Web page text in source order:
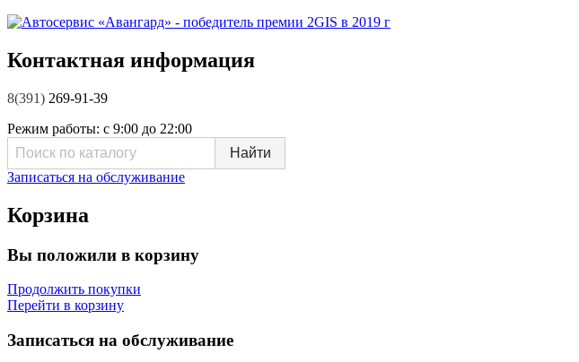
Контактная информация
8(391) 269-91-39
Режим работы: с 9:00 до 22:00
Записаться на обслуживание
Корзина
Вы положили в корзину
Продолжить покупки
Перейти в корзину
Записаться на обслуживание